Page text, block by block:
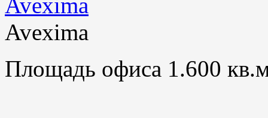
Avexima
Площадь офиса 1.600